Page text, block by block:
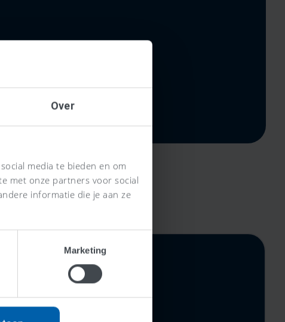
Over
media te bieden en om
met onze partners voor social
informatie die je aan ze
Marketing
prijs,